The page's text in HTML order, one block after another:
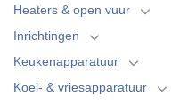
Heaters & open vuur
Inrichtingen
Keukenapparatuur
Koel- & vriesapparatuur